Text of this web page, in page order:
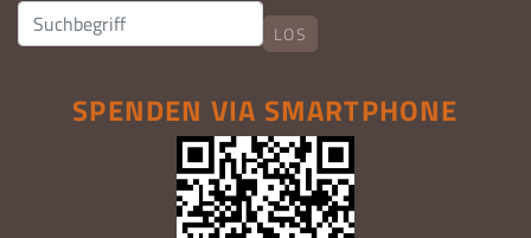
LOS
SPENDEN VIA SMARTPHONE